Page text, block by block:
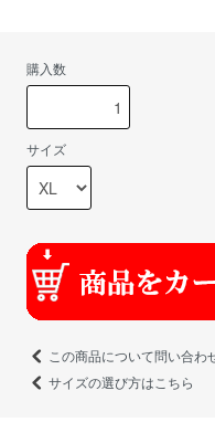
購入数
サイズ
この商品について問い合わ
サイズの選び方はこちら